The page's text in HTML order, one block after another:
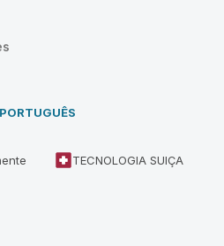
PORTUGUÊS
TECNOLOGIA SUIÇA